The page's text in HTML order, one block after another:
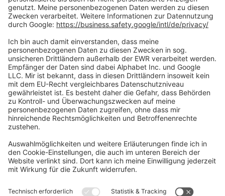
Social Media
Oft Gesucht
Rund um die Prüfung
Datenschutzerklärung